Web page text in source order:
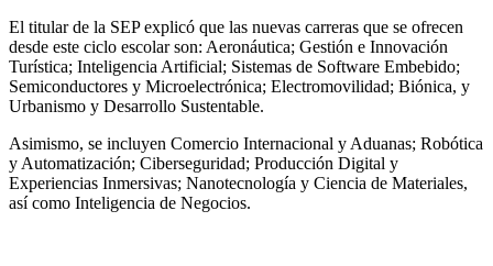
El titular de la SEP explicó que las nuevas carreras que se ofrecen
desde este ciclo escolar son: Aeronáutica; Gestión e Innovación
Turística; Inteligencia Artificial; Sistemas de Software Embebido;
Semiconductores y Microelectrónica; Electromovilidad; Biónica, y
Urbanismo y Desarrollo Sustentable.
Asimismo, se incluyen Comercio Internacional y Aduanas; Robótica
y Automatización; Ciberseguridad; Producción Digital y
Experiencias Inmersivas; Nanotecnología y Ciencia de Materiales,
así como Inteligencia de Negocios.